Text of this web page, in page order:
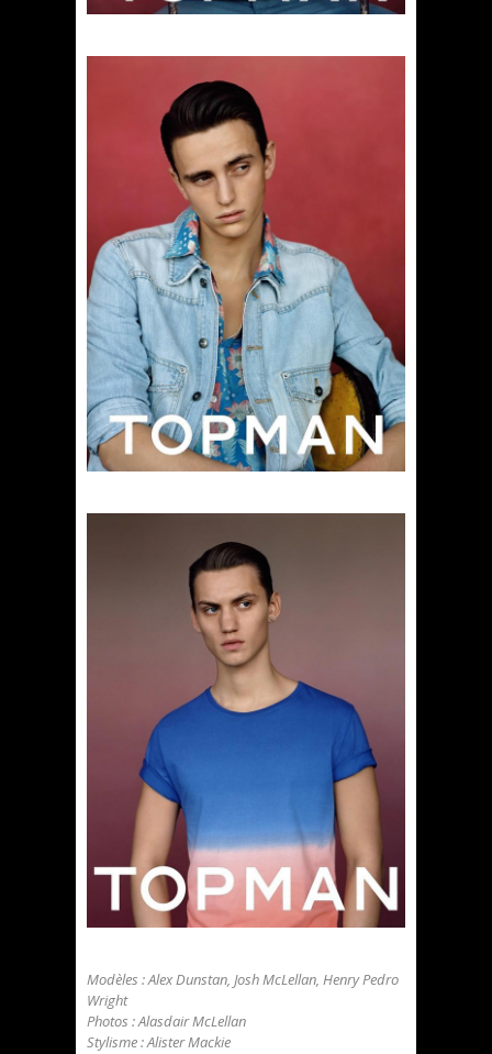
Modèles : Alex Dunstan, Josh McLellan, Henry Pedro
Wright
Photos : Alasdair McLellan
Stylisme : Alister Mackie